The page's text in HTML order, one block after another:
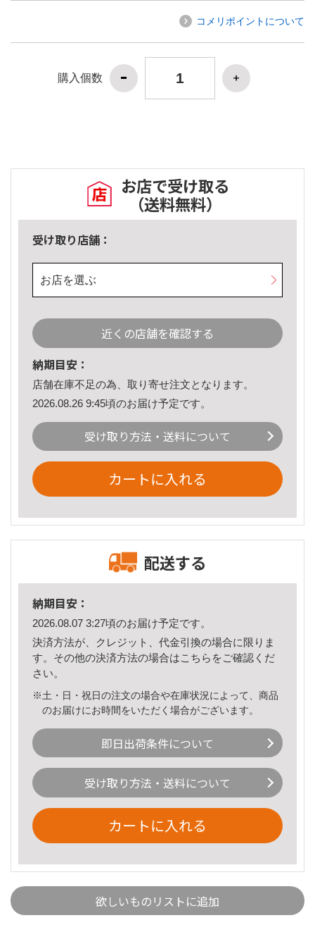
コメリポイントについて
購入個数
お店で受け取る
（送料無料）
受け取り店舗：
お店を選ぶ
近くの店舗を確認する
納期目安：
店舗在庫不足の為、取り寄せ注文となります。
2026.08.26 9:45頃のお届け予定です。
受け取り方法・送料について
カートに入れる
配送する
納期目安：
2026.08.07 3:27頃のお届け予定です。
決済方法が、クレジット、代金引換の場合に限りま
す。その他の決済方法の場合はこちら をご確認くだ
さい。
※土・日・祝日の注文の場合や在庫状況によって、商品
のお届けにお時間をいただく場合がございます。
即日出荷条件について
受け取り方法・送料について
カートに入れる
欲しいものリストに追加